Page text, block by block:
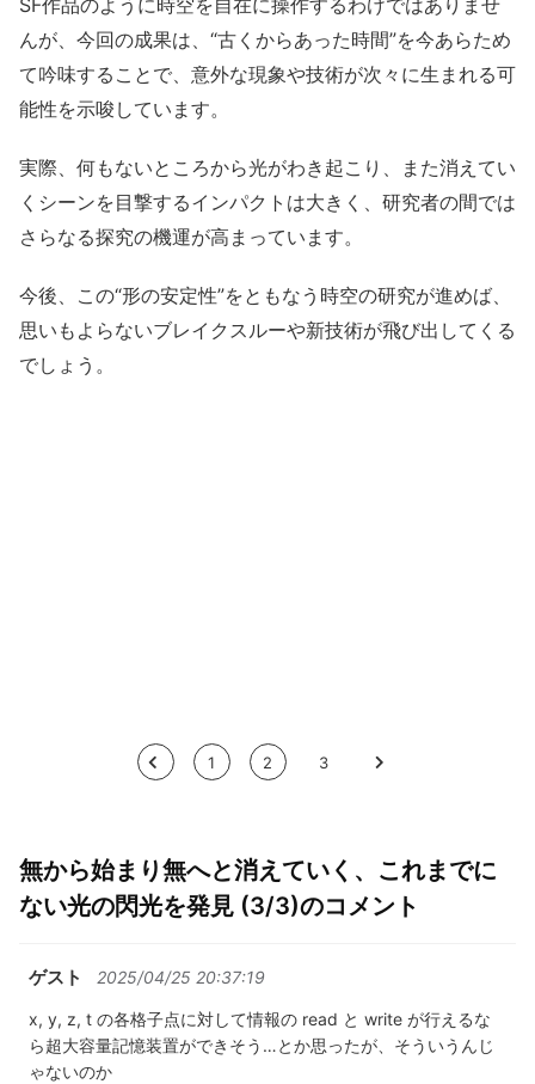
SF作品のように時空を自在に操作するわけではありませ
んが、今回の成果は、“古くからあった時間”を今あらため
て吟味することで、意外な現象や技術が次々に生まれる可
能性を示唆しています。
実際、何もないところから光がわき起こり、また消えてい
くシーンを目撃するインパクトは大きく、研究者の間では
さらなる探究の機運が高まっています。
今後、この“形の安定性”をともなう時空の研究が進めば、
思いもよらないブレイクスルーや新技術が飛び出してくる
でしょう。
< 1 2 3 >
無から始まり無へと消えていく、これまでに
ない光の閃光を発見 (3/3)のコメント
ゲスト 2025/04/25 20:37:19
x, y, z, t の各格子点に対して情報の read と write が行えるな
ら超大容量記憶装置ができそう…とか思ったが、そういうんじ
ゃないのか